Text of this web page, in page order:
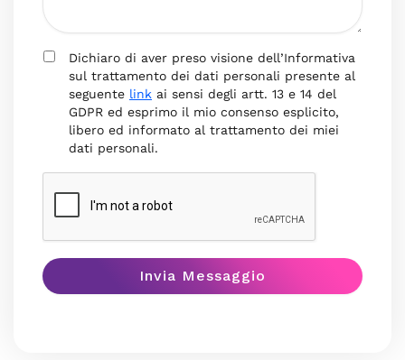
Dichiaro di aver preso visione dell’Informativa
sul trattamento dei dati personali presente al
seguente link ai sensi degli artt. 13 e 14 del
GDPR ed esprimo il mio consenso esplicito,
libero ed informato al trattamento dei miei
dati personali.